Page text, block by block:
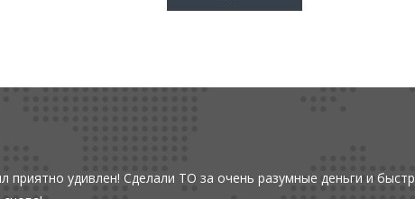
приятно удивлен! Сделали ТО за очень разумные деньги и